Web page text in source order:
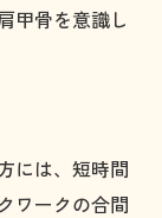
甲骨を意識し
には、短時間
ワークの合間